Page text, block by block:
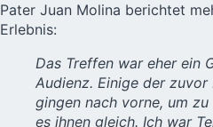
Pater Juan Molina berichtet
Erlebnis:
Das Treffen war eher ein
Audienz. Einige der
gingen nach vorne, um
es ihnen gleich. Ich war